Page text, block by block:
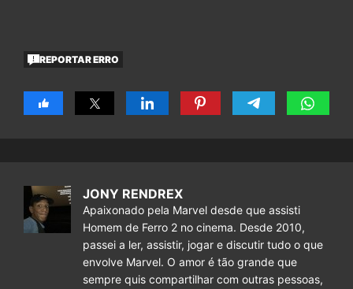
REPORTAR ERRO
JONY RENDREX
Apaixonado pela Marvel desde que assisti
Homem de Ferro 2 no cinema. Desde 2010,
passei a ler, assistir, jogar e discutir tudo o que
envolve Marvel. O amor é tão grande que
sempre quis compartilhar com outras pessoas,